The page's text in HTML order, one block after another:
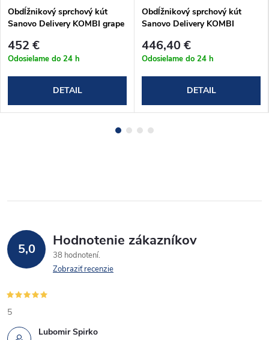
Obdĺžnikový sprchový kút
Sanovo Delivery KOMBI grape
(DELK_10080G)
452 €
Odosielame do 24 h
DETAIL
Obdĺžnikový sprchový kút
Sanovo Delivery KOMBI
(DELKB_13080C)
446,40 €
Odosielame do 24 h
DETAIL
5,0 Hodnotenie zákazníkov
38 hodnotení
Zobraziť recenzie
Lubomir Spirko
5